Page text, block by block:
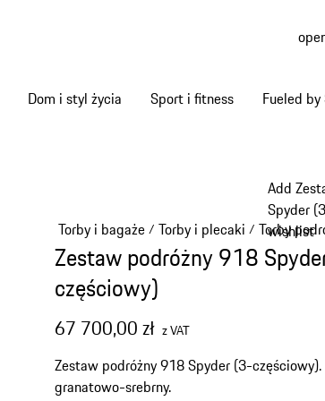
Dom i styl życia Sport i fitness Fueled
Add
Spyder
wishlist
Torby i bagaże/ Torby i plecaki / Torby
Zestaw podróżny 918
częściowy)
67 700,00 zł z VAT
Zestaw podróżny 918 Spyder (3-częściowy).
granatowo-srebrny.